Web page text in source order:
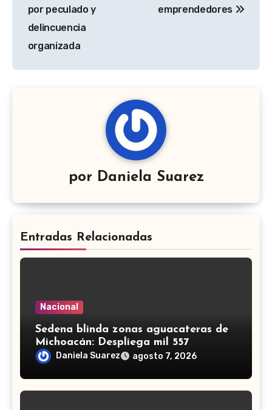
por peculado y
delincuencia
organizada
emprendedores
por Daniela Suarez
Entradas Relacionadas
Nacional
Sedena blinda zonas aguacateras de
Michoacán: Despliega mil 557
efectivos de Guardia Nacional y
Ejército
Daniela Suarez agosto 7, 2026